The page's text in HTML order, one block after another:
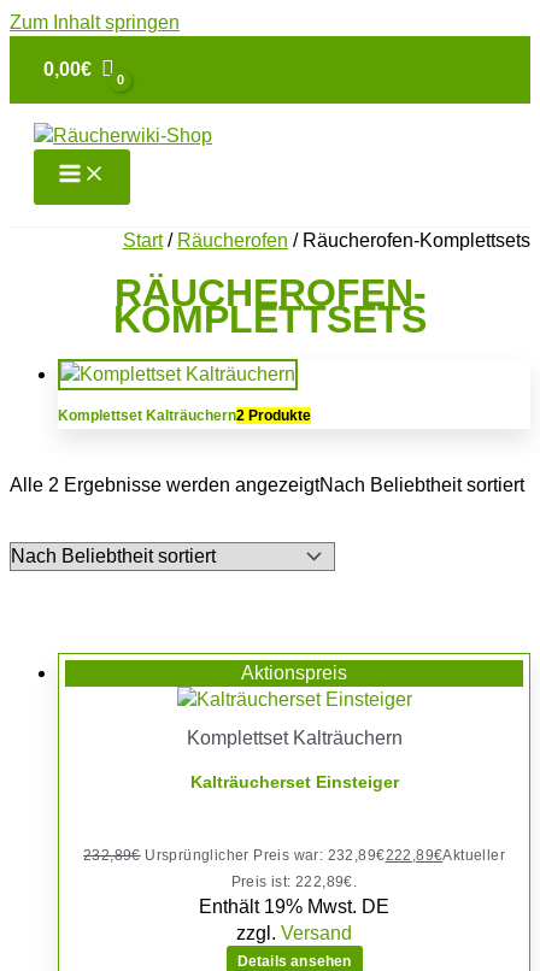
Zum Inhalt springen
0,00€
Start/ Räucherofen / Räucherofen-Komplettsets
RÄUCHEROFEN-
KOMPLETTSETS
Komplettset Kalträuchern2 Produkte
Alle 2 Ergebnisse werden angezeigtNach Beliebtheit sortiert
Aktionspreis
Komplettset Kalträuchern
Kalträucherset Einsteiger
232,89€ Ursprünglicher Preis war: 232,89€222,89€Aktueller
Preis ist: 222,89€.
Enthält 19% Mwst. DE
zzgl. Versand
Details ansehen